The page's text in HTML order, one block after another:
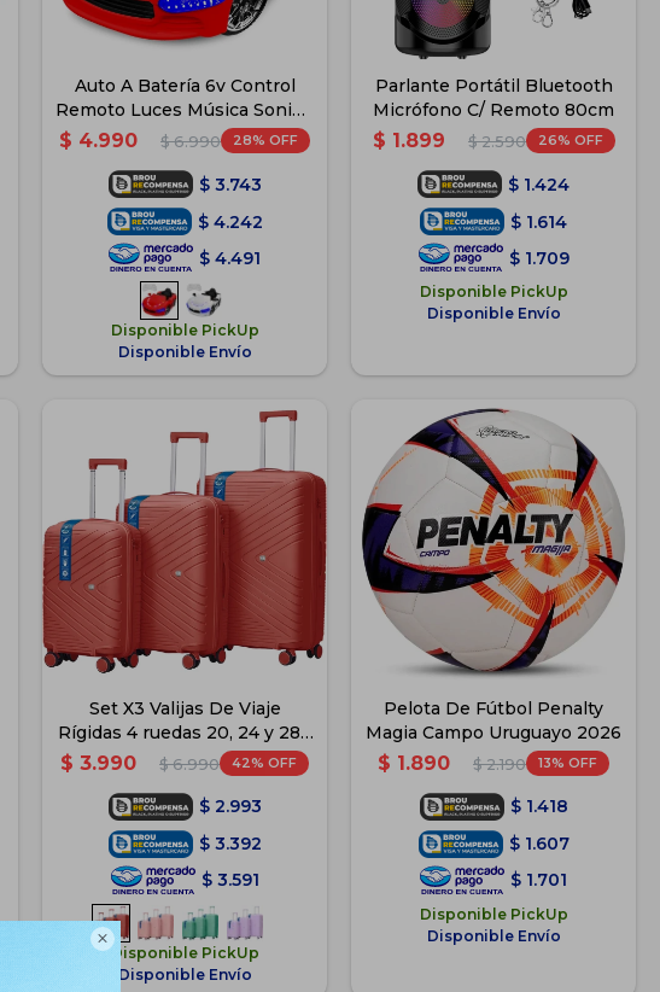

Auto A Batería 6v Control
Remoto Luces Música Sonido
- Rojo
$ 4.990 $ 6.990 28
$ 3.743
$ 4.242
$ 4.491
Disponible PickUp
Disponible Envío
Parlante Portátil Bluetooth
Micrófono C/ Remoto 80cm
$ 1.899 $ 2.590 26
$ 1.424
$ 1.614
$ 1.709
Disponible PickUp
Disponible Envío
Set X3 Valijas De Viaje
Rígidas 4 ruedas 20, 24 y 28 -
Rojo
$ 3.990 $ 6.990 42
$ 2.993
$ 3.392
$ 3.591
Disponible PickUp
Disponible Envío
Pelota De Fútbol Penalty
Magia Campo Uruguayo 2026
$ 1.890 $ 2.190 13
$ 1.418
$ 1.607
$ 1.701
Disponible PickUp
Disponible Envío